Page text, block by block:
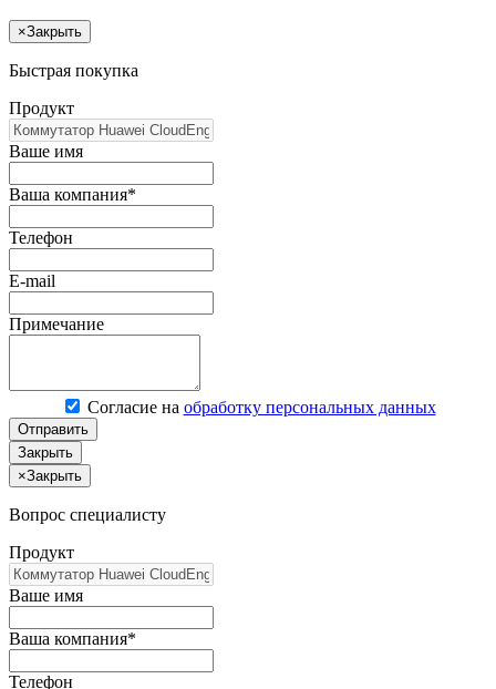
×Закрыть
Быстрая покупка
Продукт
Ваше имя
Ваша компания*
Телефон
E-mail
Примечание
Согласие на обработку персональных данных
Отправить
Закрыть
×Закрыть
Вопрос специалисту
Продукт
Ваше имя
Ваша компания*
Телефон